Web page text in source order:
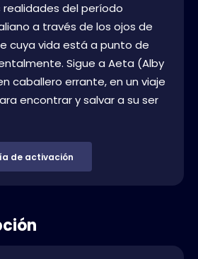
realidades del período
a través de los ojos de
cuya vida está a punto de
Sigue a Aeta (Alby
caballero errante, en un viaje
encontrar y salvar a su ser
de activación